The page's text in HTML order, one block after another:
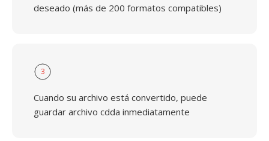
deseado (más de 200 formatos compatibles)
3
Cuando su archivo está convertido, puede
guardar archivo cdda inmediatamente